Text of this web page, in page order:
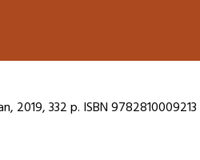
2019, 332 p. ISBN 9782810009213